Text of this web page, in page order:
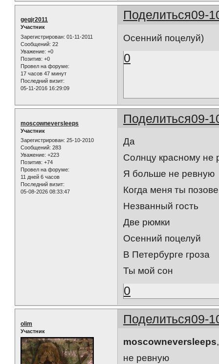
Поделиться09-
gegjr2011
Участник
Зарегистрирован: 01-11-2011
Сообщений: 22
Уважение: +0
Позитив: +0
Провел на форуме:
17 часов 47 минут
Последний визит:
05-11-2016 16:29:09
Осенний поцелуй)
0
Поделиться09-
moscowneversleeps
Участник
Зарегистрирован: 25-10-2010
Сообщений: 283
Уважение: +223
Позитив: +74
Провел на форуме:
11 дней 6 часов
Последний визит:
05-08-2026 08:33:47
Да
Солнцу красному не
Я больше не ревную
Когда меня ты
Незванный гость
Две рюмки
Осенний поцелуй
В Петербурге гроза
Ты мой сон
0
Поделиться09-
olim
Участник
moscowneversleeps
не ревную